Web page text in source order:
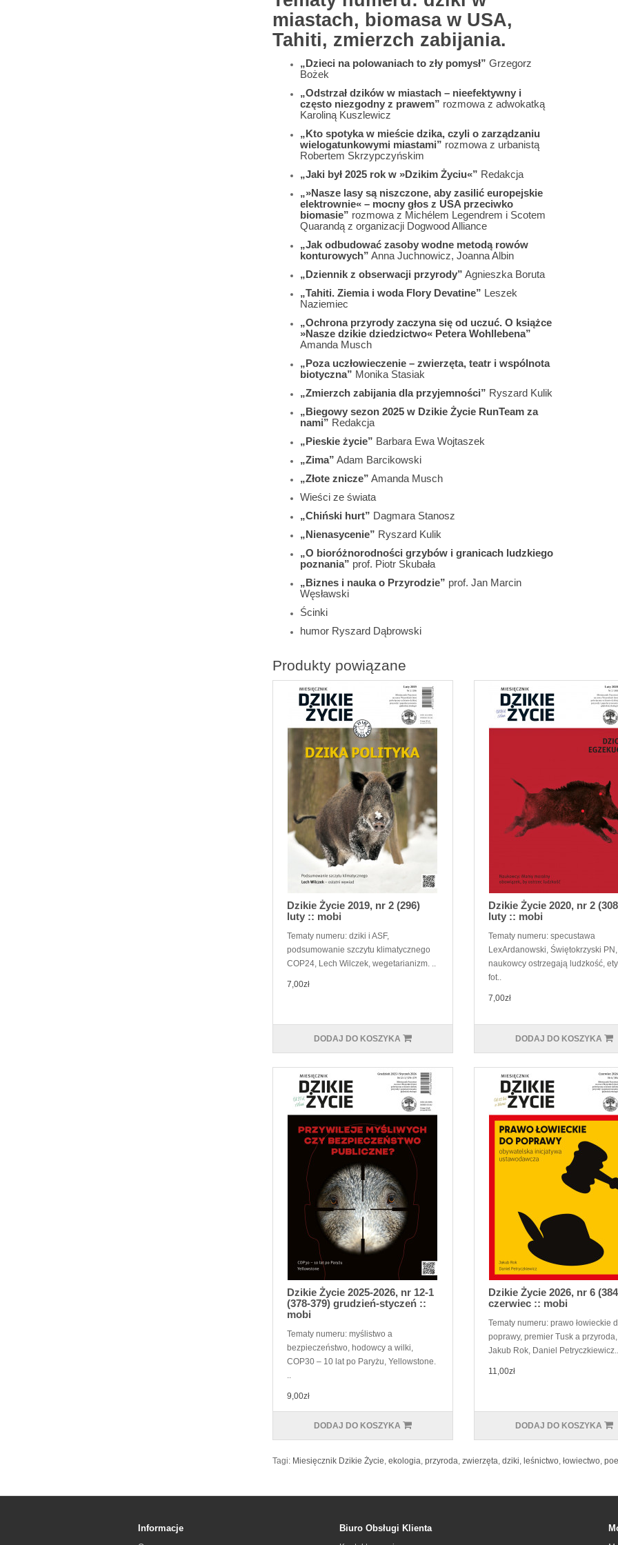
miastach, biomasa w USA,
Tahiti, zmierzch zabijania.
„Dzieci na polowaniach to zły pomysł” Grzegorz
Bożek
„Odstrzał dzików w miastach – nieefektywny i
często niezgodny z prawem” rozmowa z adwokatką
Karoliną Kuszlewicz
„Kto spotyka w mieście dzika, czyli o zarządzaniu
wielogatunkowymi miastami” rozmowa z urbanistą
Robertem Skrzypczyńskim
„Jaki był 2025 rok w »Dzikim Życiu«” Redakcja
„»Nasze lasy są niszczone, aby zasilić europejskie
elektrownie« – mocny głos z USA przeciwko
biomasie” rozmowa z Michélem Legendrem i Scotem
Quarandą z organizacji Dogwood Alliance
„Jak odbudować zasoby wodne metodą rowów
konturowych” Anna Juchnowicz, Joanna Albin
„Dziennik z obserwacji przyrody” Agnieszka Boruta
„Tahiti. Ziemia i woda Flory Devatine” Leszek
Naziemiec
„Ochrona przyrody zaczyna się od uczuć. O książce
»Nasze dzikie dziedzictwo« Petera Wohllebena”
Amanda Musch
„Poza uczłowieczenie – zwierzęta, teatr i wspólnota
biotyczna” Monika Stasiak
„Zmierzch zabijania dla przyjemności” Ryszard Kulik
„Biegowy sezon 2025 w Dzikie Życie RunTeam za
nami” Redakcja
„Pieskie życie” Barbara Ewa Wojtaszek
„Zima” Adam Barcikowski
„Złote znicze” Amanda Musch
Wieści ze świata
„Chiński hurt” Dagmara Stanosz
„Nienasycenie” Ryszard Kulik
„O bioróżnorodności grzybów i granicach ludzkiego
poznania” prof. Piotr Skubała
„Biznes i nauka o Przyrodzie” prof. Jan Marcin
Węsławski
Ścinki
humor Ryszard Dąbrowski
Produkty powiązane
Dzikie Życie 2019, nr 2 (296)
luty :: mobi
Tematy numeru: dziki i ASF,
podsumowanie szczytu klimatycznego
COP24, Lech Wilczek, wegetarianizm. ..
7,00zł
DODAJ DO KOSZYKA
Dzikie Życie 2020, nr 2
luty :: mobi
Tematy numeru: specustawa
LexArdanowski, Świętokrzyski PN,
naukowcy ostrzegają ludzkość,
fot..
7,00zł
DODAJ DO KOSZYKA
Dzikie Życie 2025-2026, nr 12-1
(378-379) grudzień-styczeń ::
mobi
Tematy numeru: myślistwo a
bezpieczeństwo, hodowcy a wilki,
COP30 – 10 lat po Paryżu, Yellowstone.
..
9,00zł
DODAJ DO KOSZYKA
Dzikie Życie 2026, nr 6
czerwiec :: mobi
Tematy numeru: prawo łowieckie
poprawy, premier Tusk a przyroda,
Jakub Rok, Daniel Petryczkiewicz..
11,00zł
DODAJ DO KOSZYKA
Tagi: Miesięcznik Dzikie Życie, ekologia, przyroda, zwierzęta, dziki, leśnictwo, łowiectwo,
Informacje Biuro Obsługi Klienta